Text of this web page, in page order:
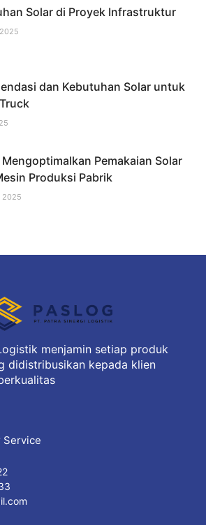
Solar di Proyek Infrastruktur
dan Kebutuhan Solar untuk
Pemakaian Solar
Produksi Pabrik
2025
menjamin setiap produk
didistribusikan kepada klien
Service